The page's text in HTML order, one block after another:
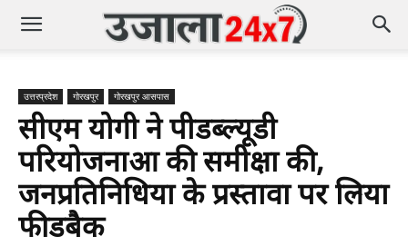
उत्तरप्रदेश गोरखपुर गोरखपुर आसपास
सीएम योगी ने पीडब्ल्यूडी
परियोजनाओं की समीक्षा की,
जनप्रतिनिधियों के प्रस्तावों पर लिया
फीडबैक